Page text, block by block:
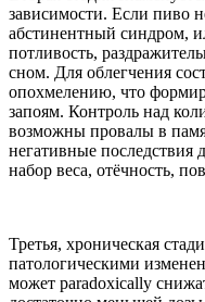
зависимости. Если пиво
абстинентный синдром,
потливость,
сном. Для облегчения
опохмелению, что
запоям. Контроль над
возможны провалы в
негативные последствия
набор веса, отёчность,
Третья, хроническая
патологическими
может paradoxically